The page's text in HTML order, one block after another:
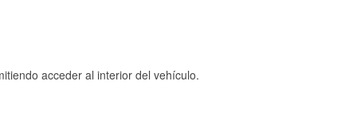
acceder al interior del vehículo.